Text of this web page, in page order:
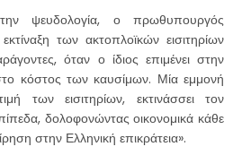
την ψευδολογία, ο πρωθυπουργός
των ακτοπλοϊκών εισιτηρίων
όταν ο ίδιος επιμένει στην
κόστος των καυσίμων. Μία εμμονή
των εισιτηρίων, εκτινάσσει τον
δολοφονώντας οικονομικά κάθε
στην Ελληνική επικράτεια».